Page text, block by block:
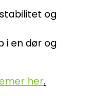
og
i en dør og
her.